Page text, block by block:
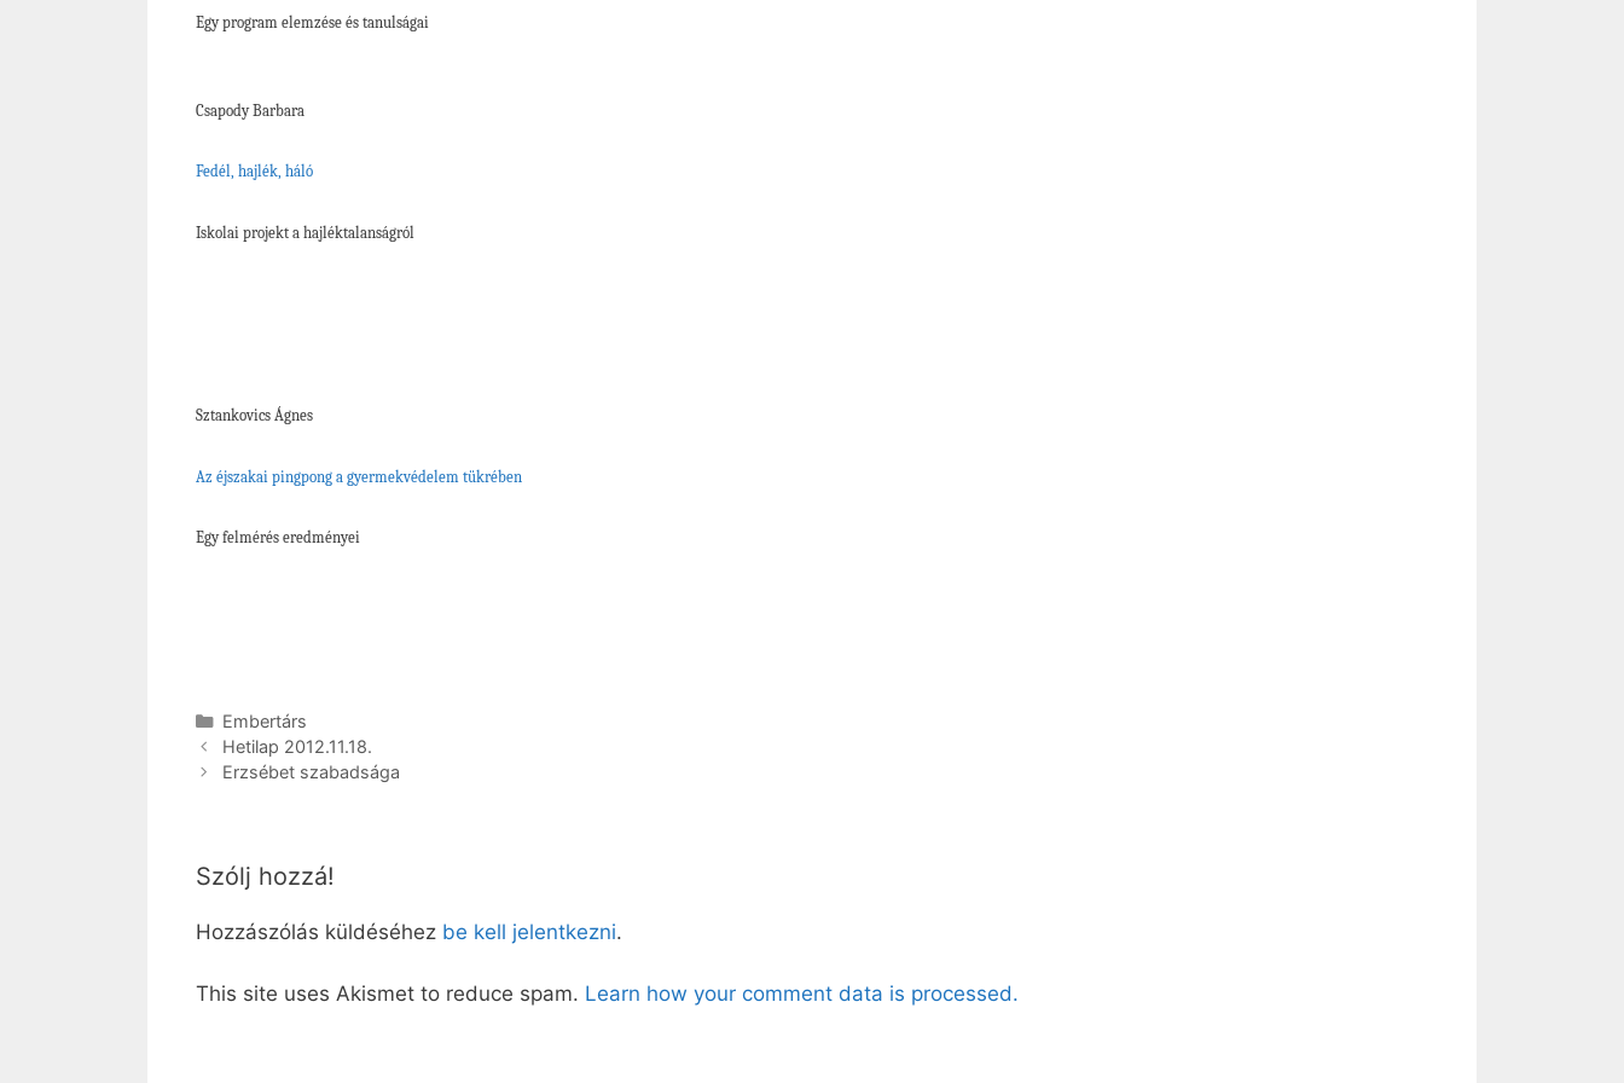
Egy program elemzése és tanulságai
Csapody Barbara
Fedél, hajlék, háló
Iskolai projekt a hajléktalanságról
Sztankovics Ágnes
Az éjszakai pingpong a gyermekvédelem tükrében
Egy felmérés eredményei
Kategória
Embertárs
Hetilap 2012.11.18.
Erzsébet szabadsága
Szólj hozzá!
Hozzászólás küldéséhez be kell jelentkezni.
This site uses Akismet to reduce spam. Learn how your comment data is processed.